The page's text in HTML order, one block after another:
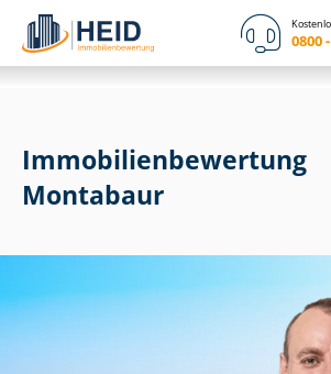
0800
Immobilien­bewertung
Montabaur